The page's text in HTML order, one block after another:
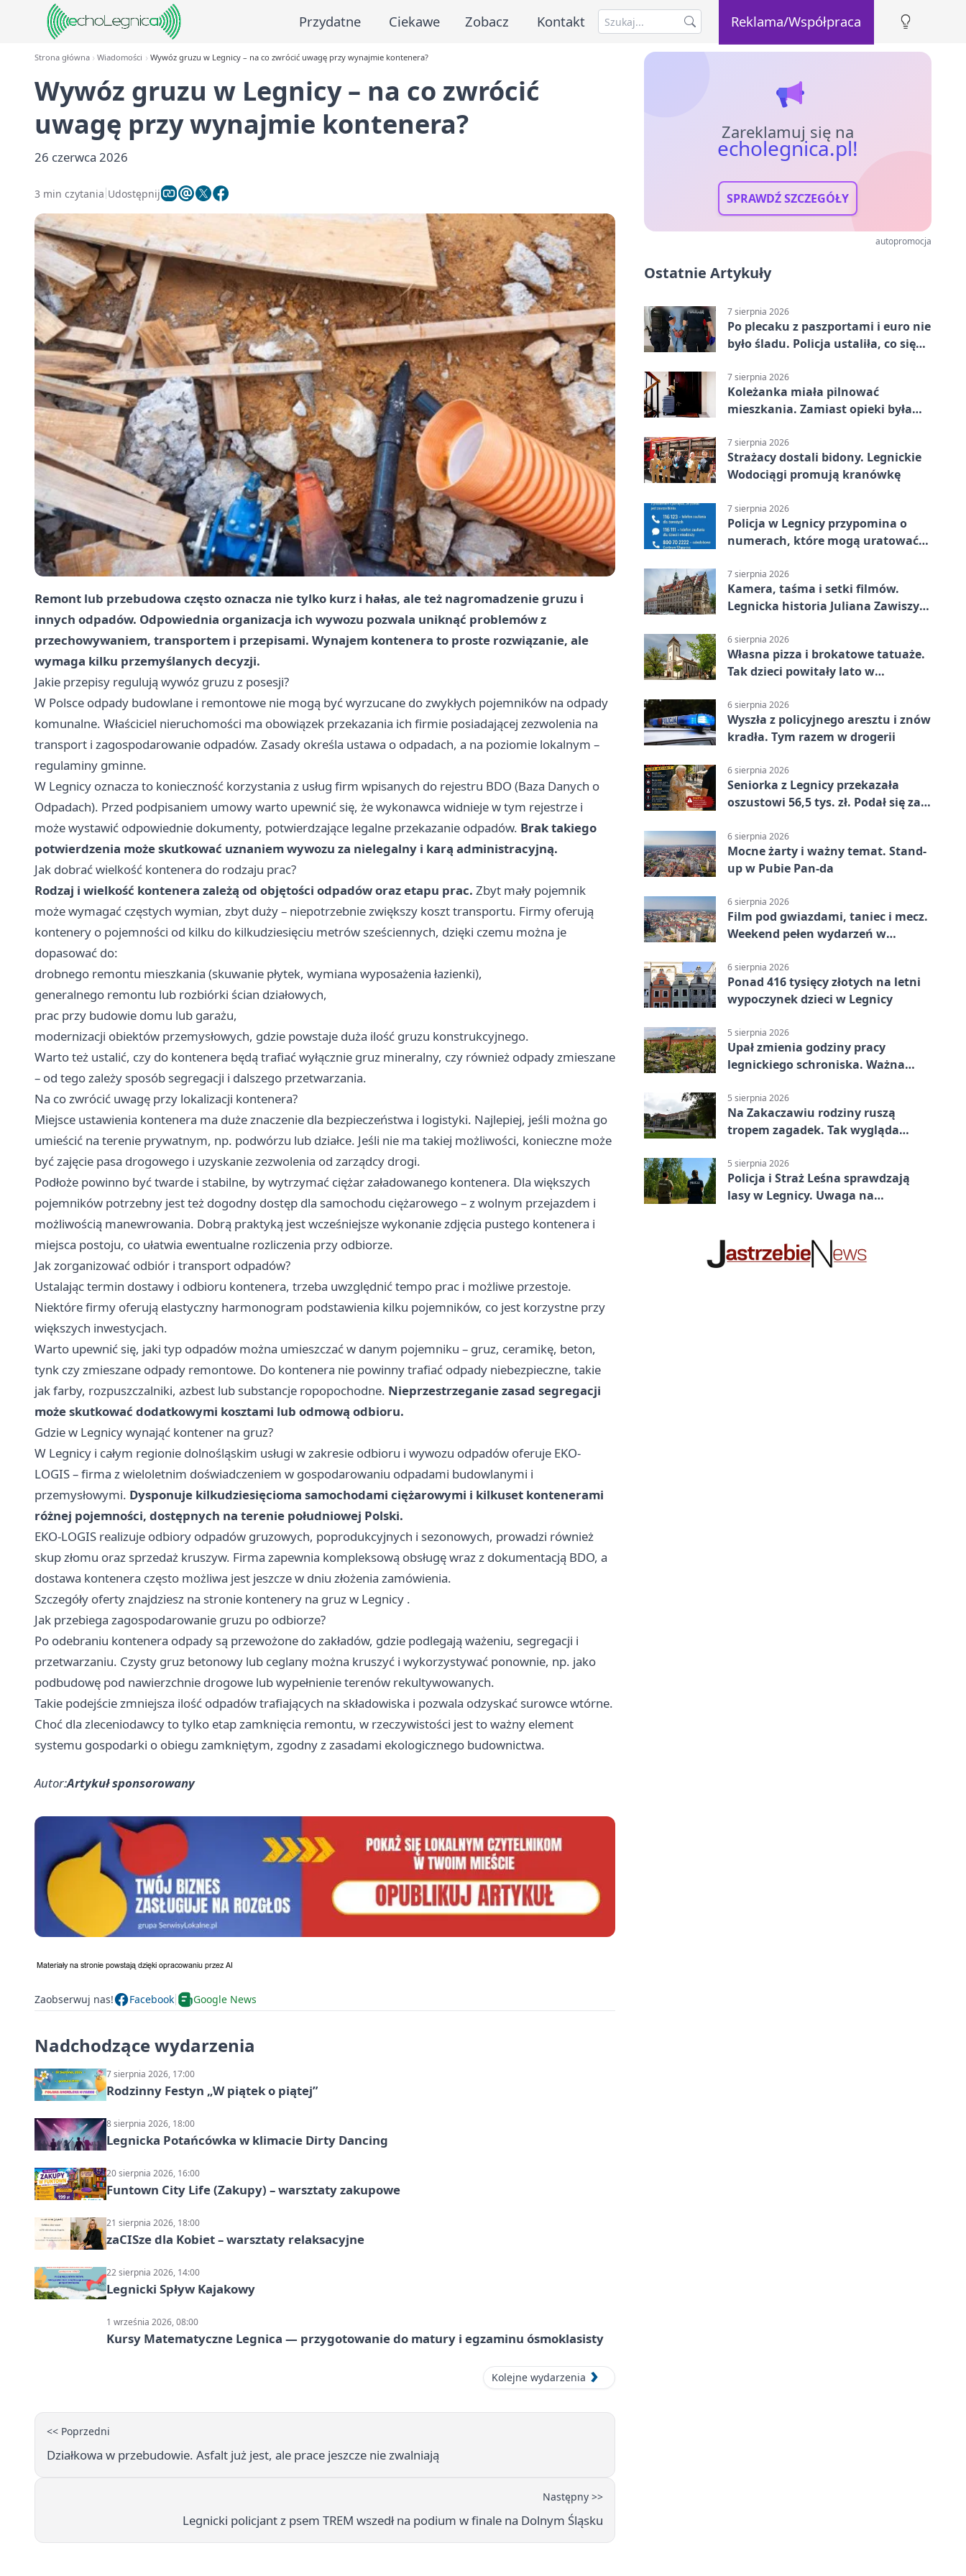
Przydatne Ciekawe Zobacz Kontakt Reklama/Współpraca
Strona główna Wiadomości Wywóz gruzu w Legnicy – na co zwrócić uwagę przy wynajmie kontenera?
Wywóz gruzu w Legnicy – na co zwrócić
uwagę przy wynajmie kontenera?
26 czerwca 2026
3 min czytania Udostępnij
Remont lub przebudowa często oznacza nie tylko kurz i hałas, ale też nagromadzenie gruzu i
innych odpadów. Odpowiednia organizacja ich wywozu pozwala uniknąć problemów z
przechowywaniem, transportem i przepisami. Wynajem kontenera to proste rozwiązanie, ale
wymaga kilku przemyślanych decyzji.
Jakie przepisy regulują wywóz gruzu z posesji?
W Polsce odpady budowlane i remontowe nie mogą być wyrzucane do zwykłych pojemników na odpady
komunalne. Właściciel nieruchomości ma obowiązek przekazania ich firmie posiadającej zezwolenia na
transport i zagospodarowanie odpadów. Zasady określa ustawa o odpadach, a na poziomie lokalnym –
regulaminy gminne.
W Legnicy oznacza to konieczność korzystania z usług firm wpisanych do rejestru BDO (Baza Danych o
Odpadach). Przed podpisaniem umowy warto upewnić się, że wykonawca widnieje w tym rejestrze i
może wystawić odpowiednie dokumenty, potwierdzające legalne przekazanie odpadów. Brak takiego
potwierdzenia może skutkować uznaniem wywozu za nielegalny i karą administracyjną.
Jak dobrać wielkość kontenera do rodzaju prac?
Rodzaj i wielkość kontenera zależą od objętości odpadów oraz etapu prac. Zbyt mały pojemnik
może wymagać częstych wymian, zbyt duży – niepotrzebnie zwiększy koszt transportu. Firmy oferują
kontenery o pojemności od kilku do kilkudziesięciu metrów sześciennych, dzięki czemu można je
dopasować do:
drobnego remontu mieszkania (skuwanie płytek, wymiana wyposażenia łazienki),
generalnego remontu lub rozbiórki ścian działowych,
prac przy budowie domu lub garażu,
modernizacji obiektów przemysłowych, gdzie powstaje duża ilość gruzu konstrukcyjnego.
Warto też ustalić, czy do kontenera będą trafiać wyłącznie gruz mineralny, czy również odpady zmieszane
– od tego zależy sposób segregacji i dalszego przetwarzania.
Na co zwrócić uwagę przy lokalizacji kontenera?
Miejsce ustawienia kontenera ma duże znaczenie dla bezpieczeństwa i logistyki. Najlepiej, jeśli można go
umieścić na terenie prywatnym, np. podwórzu lub działce. Jeśli nie ma takiej możliwości, konieczne może
być zajęcie pasa drogowego i uzyskanie zezwolenia od zarządcy drogi.
Podłoże powinno być twarde i stabilne, by wytrzymać ciężar załadowanego kontenera. Dla większych
pojemników potrzebny jest też dogodny dostęp dla samochodu ciężarowego – z wolnym przejazdem i
możliwością manewrowania. Dobrą praktyką jest wcześniejsze wykonanie zdjęcia pustego kontenera i
miejsca postoju, co ułatwia ewentualne rozliczenia przy odbiorze.
Jak zorganizować odbiór i transport odpadów?
Ustalając termin dostawy i odbioru kontenera, trzeba uwzględnić tempo prac i możliwe przestoje.
Niektóre firmy oferują elastyczny harmonogram podstawienia kilku pojemników, co jest korzystne przy
większych inwestycjach.
Warto upewnić się, jaki typ odpadów można umieszczać w danym pojemniku – gruz, ceramikę, beton,
tynk czy zmieszane odpady remontowe. Do kontenera nie powinny trafiać odpady niebezpieczne, takie
jak farby, rozpuszczalniki, azbest lub substancje ropopochodne. Nieprzestrzeganie zasad segregacji
może skutkować dodatkowymi kosztami lub odmową odbioru.
Gdzie w Legnicy wynająć kontener na gruz?
W Legnicy i całym regionie dolnośląskim usługi w zakresie odbioru i wywozu odpadów oferuje EKO-
LOGIS – firma z wieloletnim doświadczeniem w gospodarowaniu odpadami budowlanymi i
przemysłowymi. Dysponuje kilkudziesięcioma samochodami ciężarowymi i kilkuset kontenerami
różnej pojemności, dostępnych na terenie południowej Polski.
EKO-LOGIS realizuje odbiory odpadów gruzowych, poprodukcyjnych i sezonowych, prowadzi również
skup złomu oraz sprzedaż kruszyw. Firma zapewnia kompleksową obsługę wraz z dokumentacją BDO, a
dostawa kontenera często możliwa jest jeszcze w dniu złożenia zamówienia.
Szczegóły oferty znajdziesz na stronie kontenery na gruz w Legnicy .
Jak przebiega zagospodarowanie gruzu po odbiorze?
Po odebraniu kontenera odpady są przewożone do zakładów, gdzie podlegają ważeniu, segregacji i
przetwarzaniu. Czysty gruz betonowy lub ceglany można kruszyć i wykorzystywać ponownie, np. jako
podbudowę pod nawierzchnie drogowe lub wypełnienie terenów rekultywowanych.
Takie podejście zmniejsza ilość odpadów trafiających na składowiska i pozwala odzyskać surowce wtórne.
Choć dla zleceniodawcy to tylko etap zamknięcia remontu, w rzeczywistości jest to ważny element
systemu gospodarki o obiegu zamkniętym, zgodny z zasadami ekologicznego budownictwa.
Autor:Artykuł sponsorowany
Zaobserwuj nas! Facebook Google News
Nadchodzące wydarzenia
7 sierpnia 2026, 17:00
Rodzinny Festyn „W piątek o piątej”
8 sierpnia 2026, 18:00
Legnicka Potańcówka w klimacie Dirty Dancing
20 sierpnia 2026, 16:00
Funtown City Life (Zakupy) – warsztaty zakupowe
21 sierpnia 2026, 18:00
zaCISze dla Kobiet – warsztaty relaksacyjne
22 sierpnia 2026, 14:00
Legnicki Spływ Kajakowy
1 września 2026, 08:00
Kursy Matematyczne Legnica — przygotowanie do matury i egzaminu ósmoklasisty
Kolejne wydarzenia
<< Poprzedni
Działkowa w przebudowie. Asfalt już jest, ale prace jeszcze nie zwalniają
Następny >>
Legnicki policjant z psem TREM wszedł na podium w finale na Dolnym Śląsku
Zareklamuj się na
echolegnica.pl!
SPRAWDŹ SZCZEGÓŁY
autopromocja
Ostatnie Artykuły
7 sierpnia 2026
Po plecaku z paszportami i euro nie
było śladu. Policja ustaliła, co się
7 sierpnia 2026
Koleżanka miała pilnować
mieszkania. Zamiast opieki była
7 sierpnia 2026
Strażacy dostali bidony. Legnickie
Wodociągi promują kranówkę
7 sierpnia 2026
Policja w Legnicy przypomina o
numerach, które mogą uratować
7 sierpnia 2026
Kamera, taśma i setki filmów.
Legnicka historia Juliana Zawiszy
6 sierpnia 2026
Własna pizza i brokatowe tatuaże.
Tak dzieci powitały lato w
6 sierpnia 2026
Wyszła z policyjnego aresztu i znów
kradła. Tym razem w drogerii
6 sierpnia 2026
Seniorka z Legnicy przekazała
oszustowi 56,5 tys. zł. Podał się za
6 sierpnia 2026
Mocne żarty i ważny temat. Stand-
up w Pubie Pan-da
6 sierpnia 2026
Film pod gwiazdami, taniec i mecz.
Weekend pełen wydarzeń w
6 sierpnia 2026
Ponad 416 tysięcy złotych na letni
wypoczynek dzieci w Legnicy
5 sierpnia 2026
Upał zmienia godziny pracy
legnickiego schroniska. Ważna
5 sierpnia 2026
Na Zakaczawiu rodziny ruszą
tropem zagadek. Tak wygląda
5 sierpnia 2026
Policja i Straż Leśna sprawdzają
lasy w Legnicy. Uwaga na